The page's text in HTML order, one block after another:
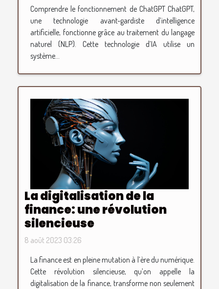
Comprendre le fonctionnement de ChatGPT ChatGPT,
une technologie avant-gardiste d’intelligence
artificielle, fonctionne grâce au traitement du langage
naturel (NLP). Cette technologie d’IA utilise un
système...
La digitalisation de la
finance: une révolution
silencieuse
8 août 2023 03:26
La finance est en pleine mutation à l’ère du numérique.
Cette révolution silencieuse, qu’on appelle la
digitalisation de la finance, transforme non seulement